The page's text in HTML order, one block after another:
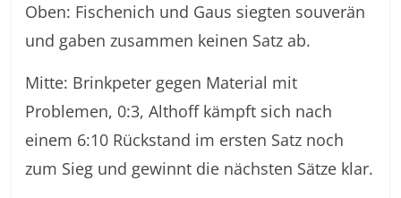
Oben: Fischenich und Gaus siegten souverän
und gaben zusammen keinen Satz ab.
Mitte: Brinkpeter gegen Material mit
Problemen, 0:3, Althoff kämpft sich nach
einem 6:10 Rückstand im ersten Satz noch
zum Sieg und gewinnt die nächsten Sätze klar.